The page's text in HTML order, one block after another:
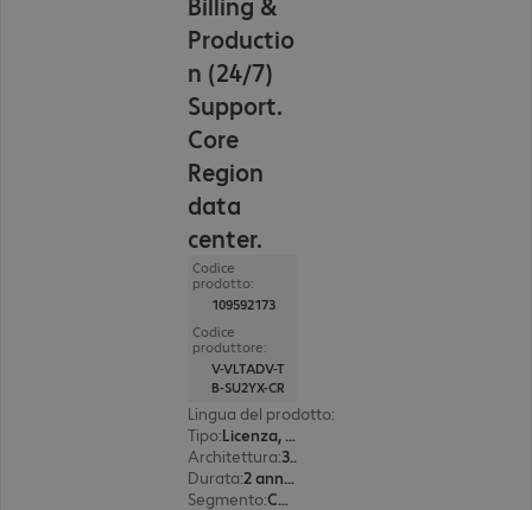
Productio
n (24/7)
Support.
Core
Region
data
center.
Codice
prodotto:
109592173
Codice
produttore:
V-VLTADV-T
B-SU2YX-CR
Lingua del prodotto:
Tipo:
Licenza, perpetual
Architettura: 32 bit
Durata:
2 anno(i)
Segmento: Corporate